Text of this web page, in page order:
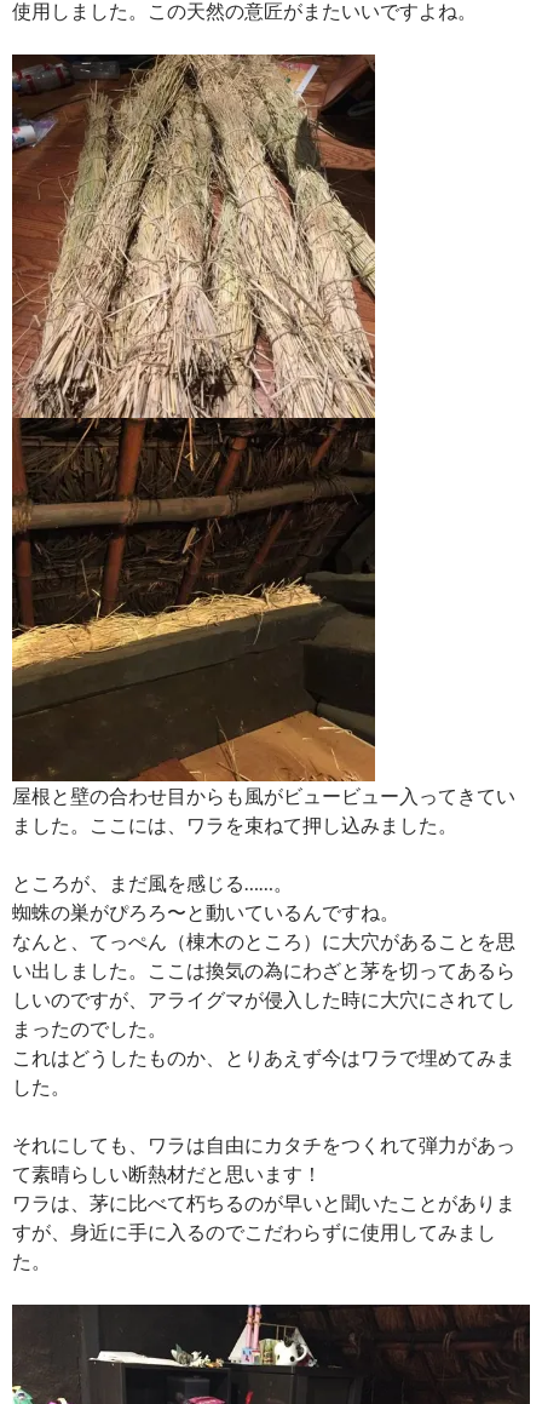
使用しました。この天然の意匠がまたいいですよね。
屋根と壁の合わせ目からも風がビュービュー入ってきてい
ました。ここには、ワラを束ねて押し込みました。
ところが、まだ風を感じる……。
蜘蛛の巣がぴろろ〜と動いているんですね。
なんと、てっぺん（棟木のところ）に大穴があることを思
い出しました。ここは換気の為にわざと茅を切ってあるら
しいのですが、アライグマが侵入した時に大穴にされてし
まったのでした。
これはどうしたものか、とりあえず今はワラで埋めてみま
した。
それにしても、ワラは自由にカタチをつくれて弾力があっ
て素晴らしい断熱材だと思います！
ワラは、茅に比べて朽ちるのが早いと聞いたことがありま
すが、身近に手に入るのでこだわらずに使用してみまし
た。